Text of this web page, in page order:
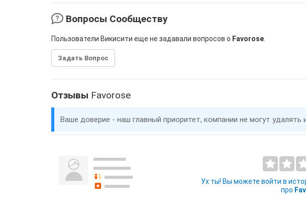
Вопросы Сообществу
Пользователи Викисити еще не задавали вопросов о Favorose
Задать Вопрос
Отзывы Favorose
Ваше доверие - наш главный приоритет, компании не могут удалять
Ух ты! Вы можете войти в
про